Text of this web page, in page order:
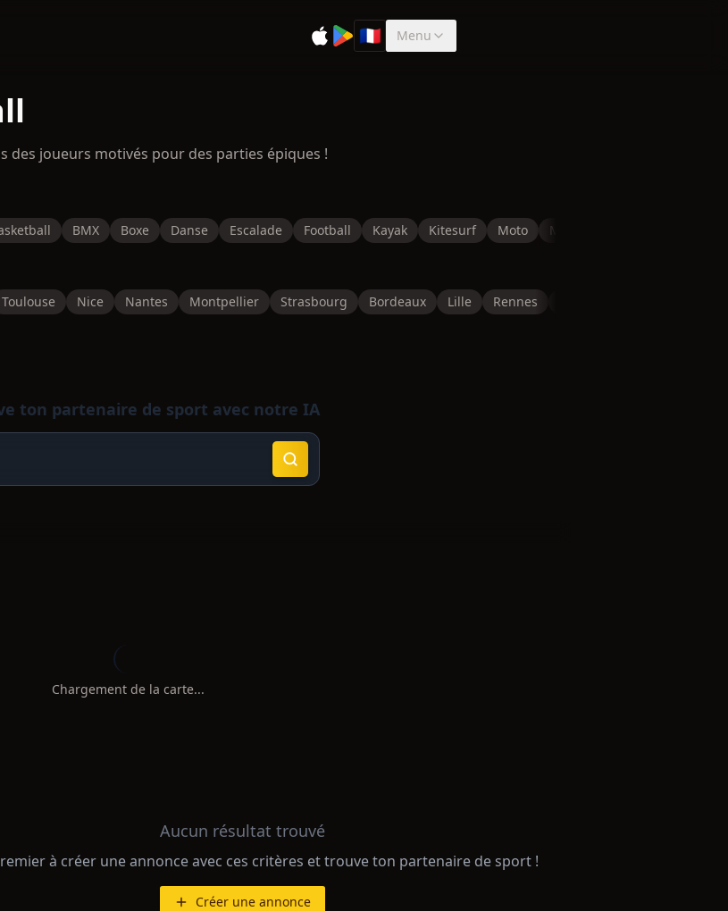
🇫🇷Sélectionner la langue
Menu
des joueurs motivés pour des parties épiques !
BMX Boxe Danse Escalade Football Kayak Kitesurf Moto Musculation
Toulouse Nice Nantes Montpellier Strasbourg Bordeaux Lille Rennes
ton partenaire de sport avec notre IA
Chargement de la carte...
Aucun résultat trouvé
à créer une annonce avec ces critères et trouve ton partenaire de sport !
Créer une annonce